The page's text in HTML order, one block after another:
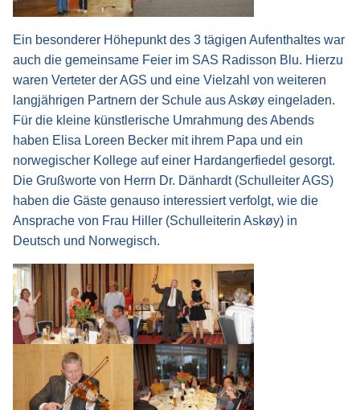
Ein besonderer Höhepunkt des 3 tägigen Aufenthaltes war
auch die gemeinsame Feier im SAS Radisson Blu. Hierzu
waren Verteter der AGS und eine Vielzahl von weiteren
langjährigen Partnern der Schule aus Askøy eingeladen.
Für die kleine künstlerische Umrahmung des Abends
haben Elisa Loreen Becker mit ihrem Papa und ein
norwegischer Kollege auf einer Hardangerfiedel gesorgt.
Die Grußworte von Herrn Dr. Dänhardt (Schulleiter AGS)
haben die Gäste genauso interessiert verfolgt, wie die
Ansprache von Frau Hiller (Schulleiterin Askøy) in
Deutsch und Norwegisch.